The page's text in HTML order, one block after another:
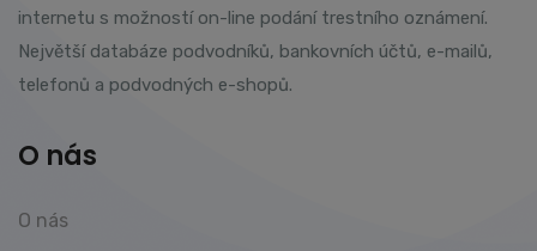
internetu s možností on-line podání trestního oznámení.
Největší databáze podvodníků, bankovních účtů, e-mailů,
telefonů a podvodných e-shopů.
O nás
O nás